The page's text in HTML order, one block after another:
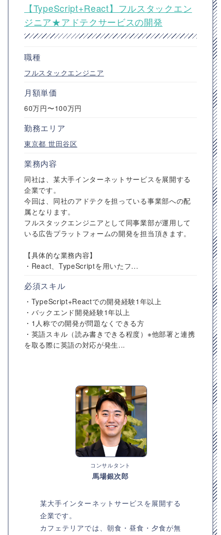
【TypeScript+React】フルスタックエン
ジニア★アドテクサービスの開発
職種
フルスタックエンジニア
月額単価
60万円〜100万円
勤務エリア
東京都 世田谷区
業務内容
同社は、某大手インターネットサービスを展開する
企業です。
今回は、同社のアドテクを担っている事業部への配
属となります。
フルスタックエンジニアとして同事業部が運用して
いる広告プラットフォームの開発を担当頂きます。
【具体的な業務内容】
・React、TypeScriptを用いたフ...
必須スキル
・TypeScript+Reactでの開発経験1年以上
・バックエンド開発経験1年以上
・1人称での開発が問題なくできる方
・英語スキル（読み書きできる程度）※他部署と連携
を取る際に英語の対応が発生...
コンサルタント
馬場銀次郎
某大手インターネットサービスを展開する
企業です。
カフェテリアでは、朝食・昼食・夕食が無